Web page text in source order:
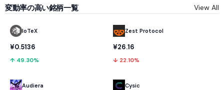
変動率の高い銘柄一覧 View All
IoTeX
¥0.5136
↑ 49.30%
Audiera
Zest Protocol
¥26.16
↓ 22.10%
Cysic